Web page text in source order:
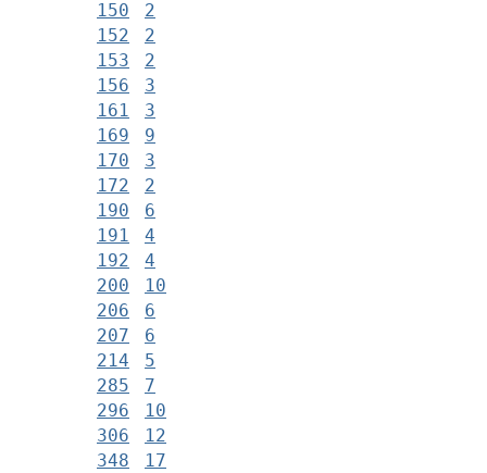
150
2
152
2
153
2
156
3
161
3
169
9
170
3
172
2
190
6
191
4
192
4
200
10
206
6
207
6
214
5
285
7
296
10
306
12
348
17